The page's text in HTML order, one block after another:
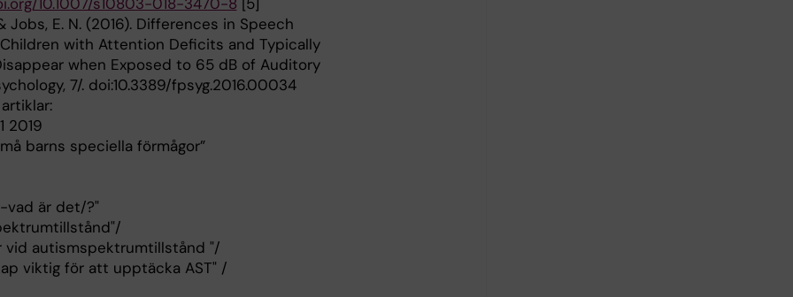
Jobs, E. N. (2016). Differences in Speech
with Attention Deficits and Typically
when Exposed to 65 dB of Auditory
7/. doi:10.3389/fpsyg.2016.00034
2019
barns speciella förmågor”
vad är det/?"
vid autismspektrumtillstånd "/
viktig för att upptäcka AST" /